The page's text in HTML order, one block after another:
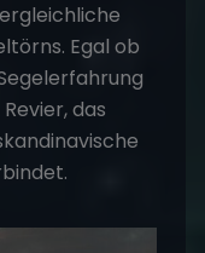
Egal ob
das